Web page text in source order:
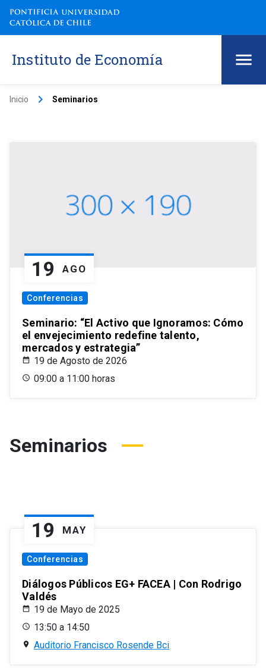
Instituto de Economía
Inicio keyboard_arrow_right Seminarios
19 AGO
Conferencias
Seminario: “El Activo que Ignoramos: Cómo
el envejecimiento redefine talento,
mercados y estrategia”
19 de Agosto de 2026
09:00 a 11:00 horas
Seminarios
19 MAY
Conferencias
Diálogos Públicos EG+ FACEA | Con Rodrigo
Valdés
19 de Mayo de 2025
13:50 a 14:50
Auditorio Francisco Rosende Bci